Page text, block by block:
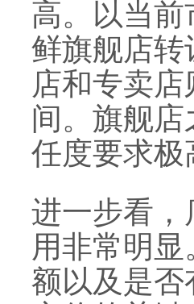
高。以当
鲜旗舰店转
店和专卖
间。旗舰
任度要求
进一步看
用非常明
额以及是